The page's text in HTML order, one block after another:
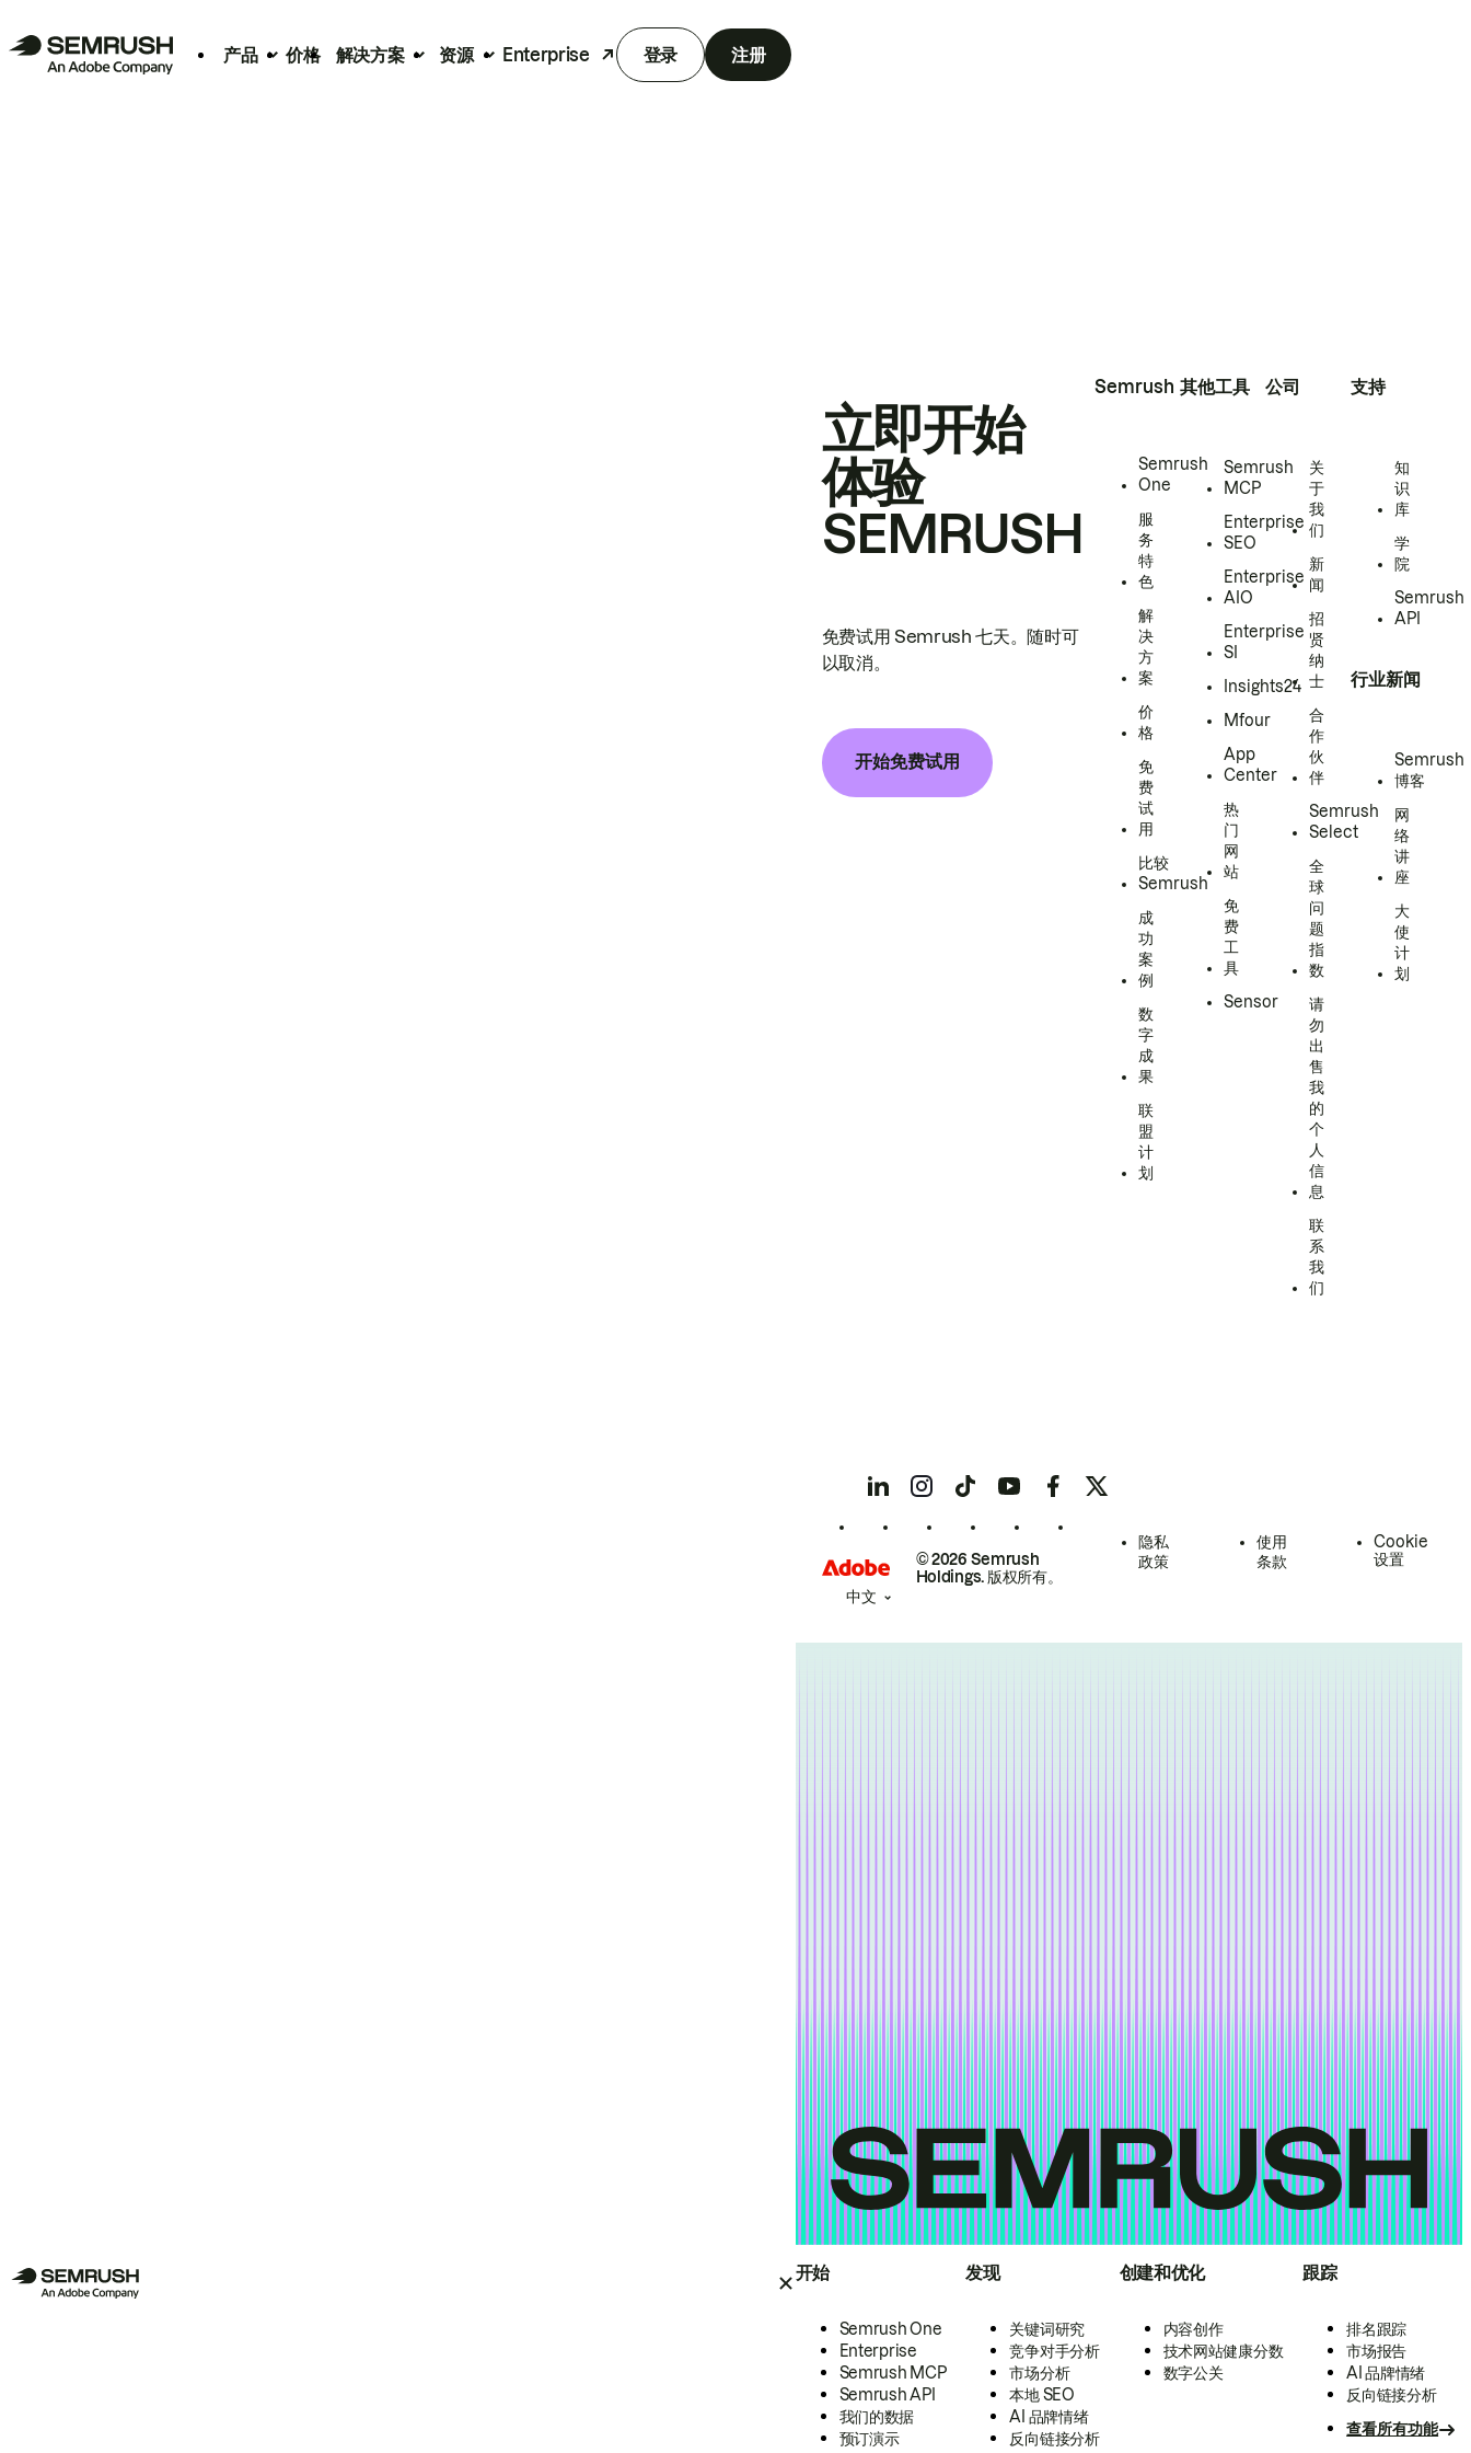
产品 价格 解决方案 资源 Enterprise 登录 注册
开始
Semrush One
Enterprise
Semrush MCP
Semrush API
我们的数据
预订演示
发现
关键词研究
竞争对手分析
市场分析
本地 SEO
AI 品牌情绪
反向链接分析
创建和优化
内容创作
技术网站健康分数
数字公关
跟踪
排名跟踪
市场报告
AI 品牌情绪
反向链接分析
查看所有功能
立即开始
体验
SEMRUSH
免费试用 Semrush 七天。随时可
以取消。
开始免费试用
Semrush
Semrush
One
服
务
特
色
解
决
方
案
价
格
免
费
试
用
比较
Semrush
成
功
案
例
数
字
成
果
联
盟
计
划
其他工具
Semrush
MCP
Enterprise
SEO
Enterprise
AIO
Enterprise
SI
Insights24
Mfour
App
Center
热
门
网
站
免
费
工
具
Sensor
公司
关
于
我
们
新
闻
招
贤
纳
士
合
作
伙
伴
Semrush
Select
全
球
问
题
指
数
请
勿
出
售
我
的
个
人
信
息
联
系
我
们
支持
知
识
库
学
院
Semrush
API
行业新闻
Semrush
博客
网
络
讲
座
大
使
计
划
© 2026 Semrush
Holdings. 版权所有。
隐私
政策
使用
条款
Cookie
设置
中文